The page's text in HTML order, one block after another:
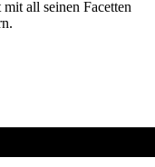
all seinen Facetten